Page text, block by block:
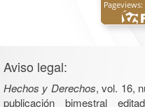
Aviso legal:
Hechos y Derechos, vol. 16,
publicación bimestral